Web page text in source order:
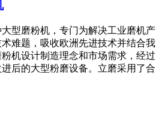
型磨粉机，专门为解决工业磨机产
难题，吸收欧洲先进技术并结合我
机设计制造理念和市场需求，经过
后的大型粉磨设备。立磨采用了合